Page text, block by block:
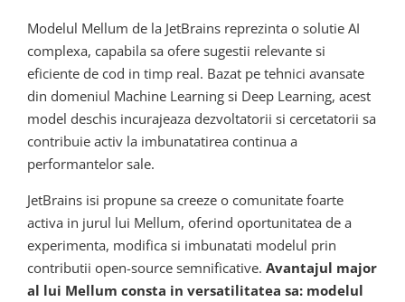
Modelul Mellum de la JetBrains reprezinta o solutie AI
complexa, capabila sa ofere sugestii relevante si
eficiente de cod in timp real. Bazat pe tehnici avansate
din domeniul Machine Learning si Deep Learning, acest
model deschis incurajeaza dezvoltatorii si cercetatorii sa
contribuie activ la imbunatatirea continua a
performantelor sale.
JetBrains isi propune sa creeze o comunitate foarte
activa in jurul lui Mellum, oferind oportunitatea de a
experimenta, modifica si imbunatati modelul prin
contributii open-source semnificative. Avantajul major
al lui Mellum consta in versatilitatea sa: modelul